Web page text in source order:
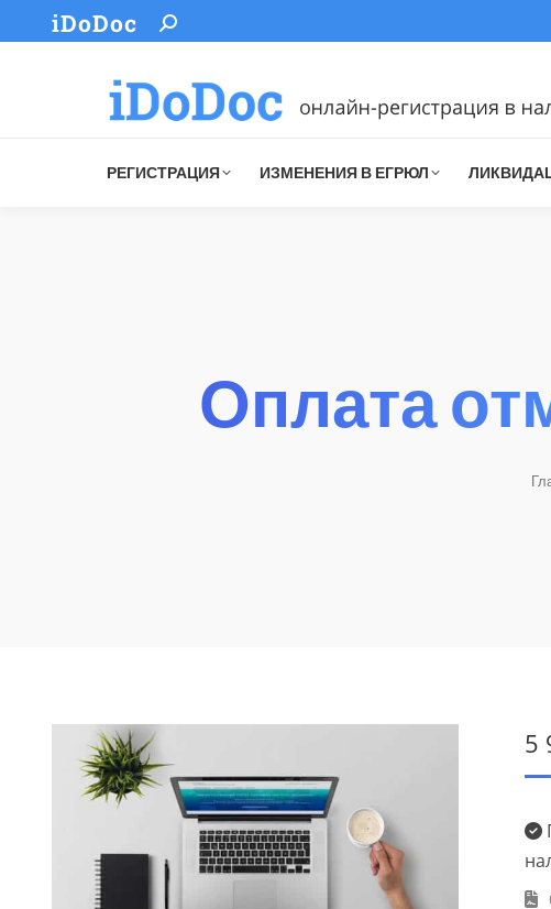
iDoDoc Search:
РЕГИСТРАЦИЯ ИЗМЕНЕНИЯ В ЕГРЮЛ
Оплата
5